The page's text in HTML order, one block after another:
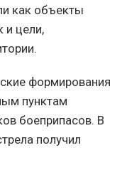
как объекты
и цели,
формирования
пунктам
боеприпасов. В
получил